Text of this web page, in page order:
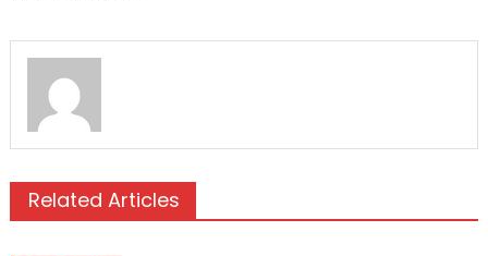
Related Articles